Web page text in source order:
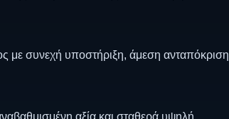
με συνεχή υποστήριξη, άμεση ανταπόκριση
αξία και σταθερά υψηλή